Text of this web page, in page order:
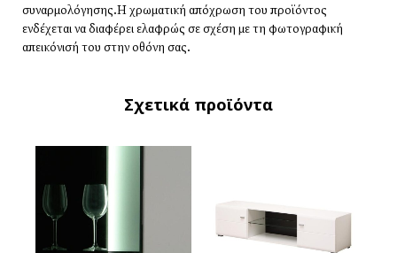
συναρμολόγησης.Η χρωματική απόχρωση του προϊόντος
ενδέχεται να διαφέρει ελαφρώς σε σχέση με τη φωτογραφική
απεικόνισή του στην οθόνη σας.
Σχετικά προϊόντα